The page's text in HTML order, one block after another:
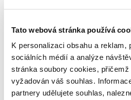
Tato webová stránka používá
K personalizaci obsahu a reklam,
sociálních médií a analýze
stránka soubory cookies,
vyžadován váš souhlas.
partnery udělujete souhlas,
Přečíst celý článek